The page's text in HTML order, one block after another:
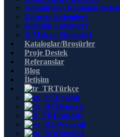
Alüminyum Kaplama
Küpeşte Sistemleri
Denizlik Sistemleri
İç Mekan Sistemleri
Kataloglar/Broşürler
Proje Destek
Referanslar
Blog
İletişim
Türkçe
English
Deutsch
Français
Русский
Română